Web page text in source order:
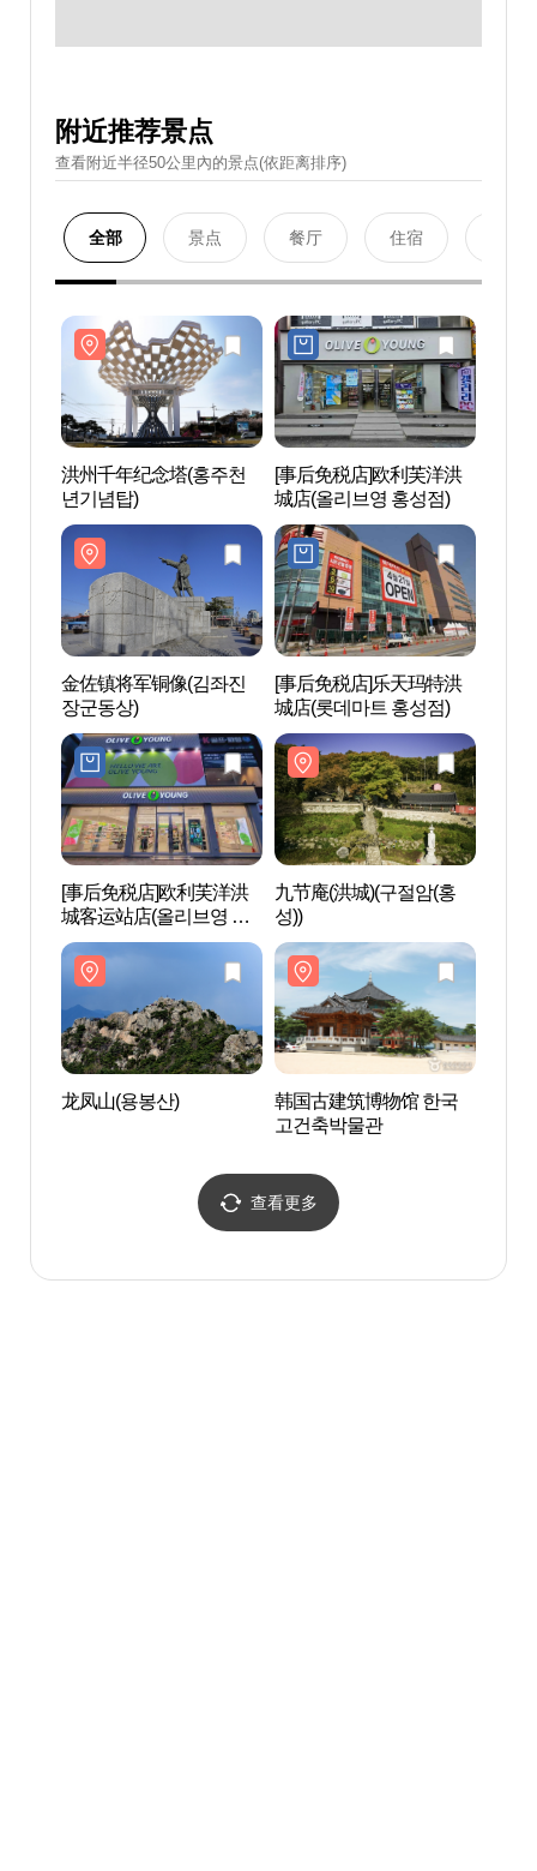
附近推荐景点
查看附近半径50公里內的景点(依距离排序)
全部 景点 餐厅 住宿
洪州千年纪念塔(홍주천
년기념탑)
[事后免税店]欧利芙洋洪
城店(올리브영 홍성점)
金佐镇将军铜像(김좌진
장군동상)
[事后免税店]乐天玛特洪
城店(롯데마트 홍성점)
[事后免税店]欧利芙洋洪
城客运站店(올리브영 홍
성터미널점)
九节庵(洪城)(구절암(홍
성))
龙凤山(용봉산)
韩国古建筑博物馆 한국
고건축박물관
查看更多